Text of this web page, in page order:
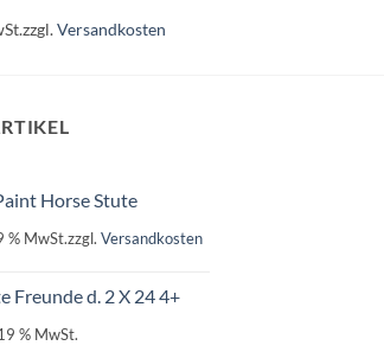
zzgl.Versandkosten
Horse Stute
% MwSt.zzgl. Versandkosten
Freunde d. 2 X 24 4+
% MwSt.